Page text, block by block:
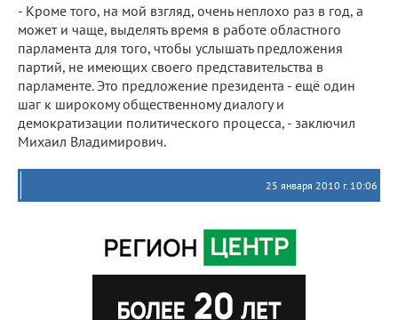
- Кроме того, на мой взгляд, очень неплохо раз в год, а
может и чаще, выделять время в работе областного
парламента для того, чтобы услышать предложения
партий, не имеющих своего представительства в
парламенте. Это предложение президента - ещё один
шаг к широкому общественному диалогу и
демократизации политического процесса, - заключил
Михаил Владимирович.
25 января 2010 г. 10:06